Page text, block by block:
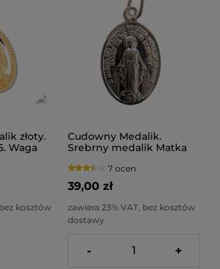
złoty.
Waga
kosztów
Cudowny Medalik.
Srebrny medalik Matka
7 ocen
39,00 zł
zawiera 23% VAT, bez kosztów
dostawy
- +